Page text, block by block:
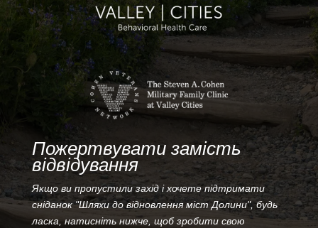
Пожертвувати замість
відвідування
Якщо ви пропустили захід і хочете підтримати
сніданок "Шляхи до відновлення міст Долини", будь
ласка, натисніть нижче, щоб зробити свою